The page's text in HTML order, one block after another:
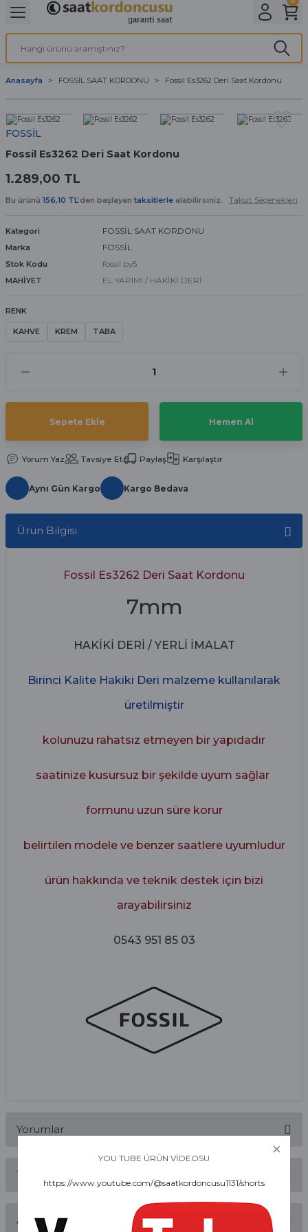
Geri Dön
& ELEKTİRİK AYDINLATMA & ELEKTRİK
BİLGİSAYAR
OFİS MALZEMELERİ
Geri Dön
ve Cihaz Pilleri
ÇEŞİTLERİ
ÇEŞİTLERİ
Geri Dön
Geri Dön
Kordon Çeşitleri
Kordonları
Kordonu
Anasayfa FOSSİL SAAT KORDONU Fossil Es3262 Deri Saat Kordonu
FOSSİL
Fossil Es3262 Deri Saat Kordonu
1.289,00 TL
Bu ürünü 156,10 TL’den başlayantaksitlerle alabilirsiniz. Taksit Seçenekleri
Kategori FOSSİL SAAT KORDONU
Marka FOSSİL
Stok Kodu fossil by5
MAHİYET EL YAPIMI / HAKİKİ DERİ
RENK
KAHVE KREM TABA
Sepete Ekle Hemen Al
Yorum Yaz Tavsiye Et Paylaş Karşılaştır
Aynı Gün Kargo Kargo Bedava
Ürün Bilgisi
Fossil Es3262 Deri Saat Kordonu
7mm
HAKİKİ DERİ / YERLİ İMALAT
Birinci Kalite Hakiki Deri malzeme kullanılarak
üretilmiştir
kolunuzu rahatsız etmeyen bir yapıdadır
saatinize kusursuz bir şekilde uyum sağlar
formunu uzun süre korur
belirtilen modele ve benzer saatlere uyumludur
ürün hakkında ve teknik destek için bizi
arayabilirsiniz
0543 951 85 03
Yorumlar
Bu ürüne ilk yorumu siz yapın!
Yorum Yaz
Taksit Seçenekleri
Alışveriş Deneyimi
YOU TUBE ÜRÜN VİDEOSU
https://www.youtube.com/@saatkordoncusu1131/shorts